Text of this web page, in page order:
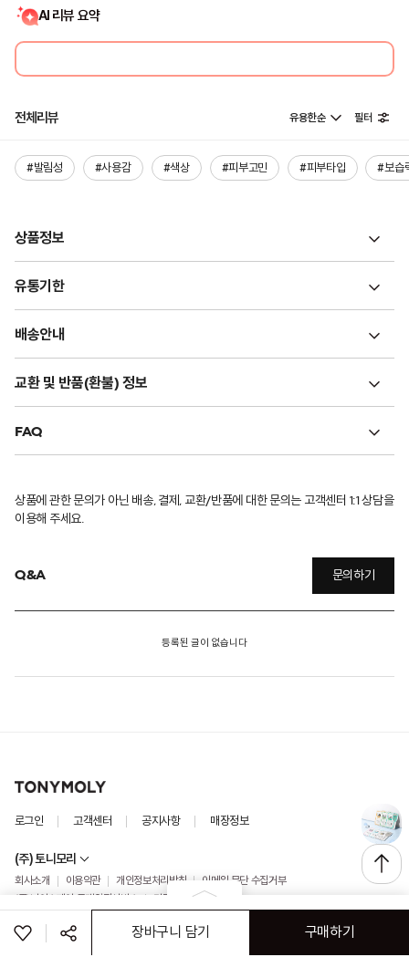
옵션을 선택해주세요장바구니 담기 구매하기
AI 리뷰 요약
전체리뷰 유용한순 필터
#발림성 #사용감 #색상 #피부고민 #피부타입 #보습
상품정보
유통기한
배송안내
교환 및 반품(환불) 정보
FAQ
상품에 관한 문의가 아닌 배송, 결제, 교환/반품에 대한 문의는 고객센터 1:1 상담을
이용해 주세요.
Q&A 문의하기
등록된 글이 없습니다
로그인 고객센터 공지사항 매장정보
(주) 토니모리
회사소개 이용약관 개인정보처리방침
이메일 무단 수집거부
가맹점&특판문의
ⓒ TONYMOLY. ALL RIGHTS RESERVED